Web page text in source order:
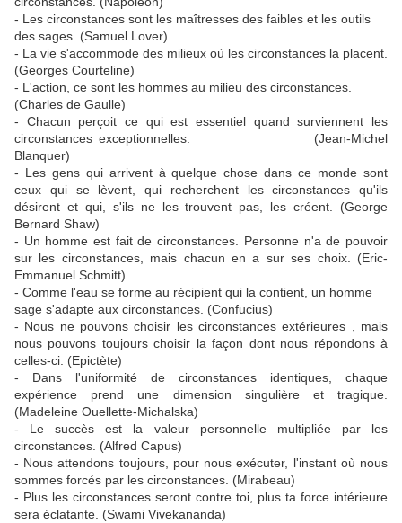
- Les circonstances sont les maîtresses des faibles et les outils
des sages. (Samuel Lover)
- La vie s'accommode des milieux où les circonstances la placent.
(Georges Courteline)
- L'action, ce sont les hommes au milieu des circonstances.
(Charles de Gaulle)
- Chacun perçoit ce qui est essentiel quand surviennent les
circonstances exceptionnelles. (Jean-Michel
Blanquer)
- Les gens qui arrivent à quelque chose dans ce monde sont
ceux qui se lèvent, qui recherchent les circonstances qu'ils
désirent et qui, s'ils ne les trouvent pas, les créent. (George
Bernard Shaw)
- Un homme est fait de circonstances. Personne n'a de pouvoir
sur les circonstances, mais chacun en a sur ses choix. (Eric-
Emmanuel Schmitt)
- Comme l'eau se forme au récipient qui la contient, un homme
sage s'adapte aux circonstances. (Confucius)
- Nous ne pouvons choisir les circonstances extérieures , mais
nous pouvons toujours choisir la façon dont nous répondons à
celles-ci. (Epictète)
- Dans l'uniformité de circonstances identiques, chaque
expérience prend une dimension singulière et tragique.
(Madeleine Ouellette-Michalska)
- Le succès est la valeur personnelle multipliée par les
circonstances. (Alfred Capus)
- Nous attendons toujours, pour nous exécuter, l'instant où nous
sommes forcés par les circonstances. (Mirabeau)
- Plus les circonstances seront contre toi, plus ta force intérieure
sera éclatante. (Swami Vivekananda)